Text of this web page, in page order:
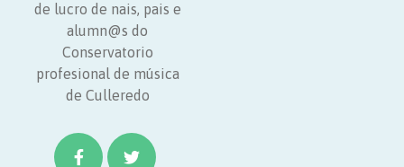
de lucro de nais, pais e
alumn@s do
Conservatorio
profesional de música
de Culleredo